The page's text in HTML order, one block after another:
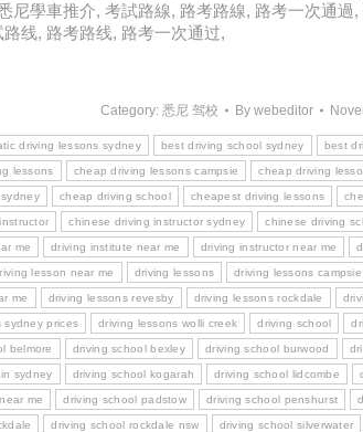
尼學車推介, 考試路線, 路考路線, 路考一次通
线, 路考路线, 路考一次通过,
Category: 悉尼 驾校 By webeditor
driving lessons sydney best driving school sydney best
lessons cheap driving lessons campsie cheap driving
cheap driving school cheapest driving lessons
chinese driving instructor sydney chinese driving
me driving institute near me driving instructor near me
lesson near me driving lessons driving lessons campsie
me driving lessons revesby driving lessons rockdale
sydney prices driving lessons wolli creek driving school
belmore driving school bexley driving school burwood
sydney driving school kogarah driving school lidcombe
me driving school padstow driving school penshurst
driving school rockdale nsw driving school silverwater